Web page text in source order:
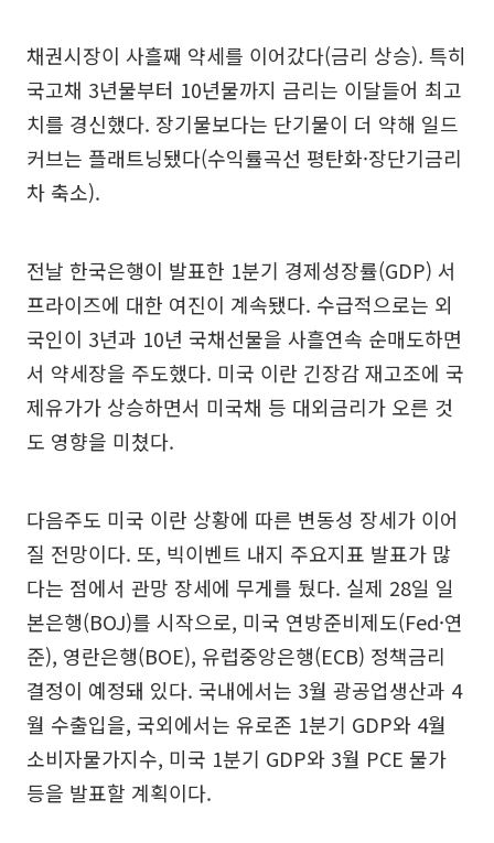
채권시장이 사흘째 약세를 이어갔다(금리 상승). 특히
국고채 3년물부터 10년물까지 금리는 이달들어 최고
치를 경신했다. 장기물보다는 단기물이 더 약해 일드
커브는 플래트닝됐다(수익률곡선 평탄화·장단기금리
차 축소).
전날 한국은행이 발표한 1분기 경제성장률(GDP) 서
프라이즈에 대한 여진이 계속됐다. 수급적으로는 외
국인이 3년과 10년 국채선물을 사흘연속 순매도하면
서 약세장을 주도했다. 미국 이란 긴장감 재고조에 국
제유가가 상승하면서 미국채 등 대외금리가 오른 것
도 영향을 미쳤다.
다음주도 미국 이란 상황에 따른 변동성 장세가 이어
질 전망이다. 또, 빅이벤트 내지 주요지표 발표가 많
다는 점에서 관망 장세에 무게를 뒀다. 실제 28일 일
본은행(BOJ)를 시작으로, 미국 연방준비제도(Fed·연
준), 영란은행(BOE), 유럽중앙은행(ECB) 정책금리
결정이 예정돼 있다. 국내에서는 3월 광공업생산과 4
월 수출입을, 국외에서는 유로존 1분기 GDP와 4월
소비자물가지수, 미국 1분기 GDP와 3월 PCE 물가
등을 발표할 계획이다.